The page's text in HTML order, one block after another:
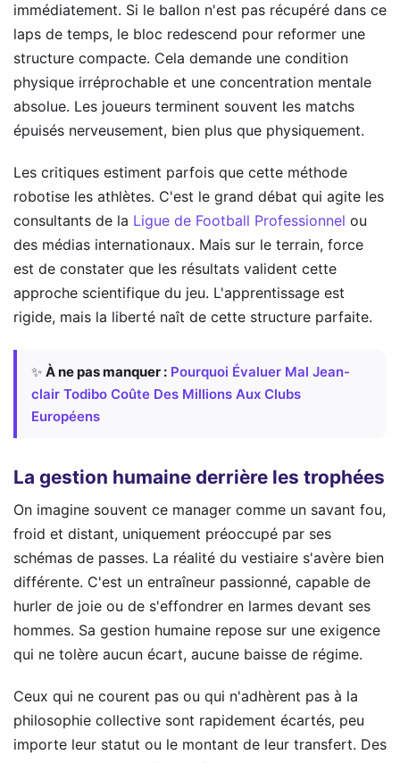
immédiatement. Si le ballon n'est pas récupéré dans ce
laps de temps, le bloc redescend pour reformer une
structure compacte. Cela demande une condition
physique irréprochable et une concentration mentale
absolue. Les joueurs terminent souvent les matchs
épuisés nerveusement, bien plus que physiquement.
Les critiques estiment parfois que cette méthode
robotise les athlètes. C'est le grand débat qui agite les
consultants de la Ligue de Football Professionnel ou
des médias internationaux. Mais sur le terrain, force
est de constater que les résultats valident cette
approche scientifique du jeu. L'apprentissage est
rigide, mais la liberté naît de cette structure parfaite.
✨ À ne pas manquer : Pourquoi Évaluer Mal Jean-
clair Todibo Coûte Des Millions Aux Clubs
Européens
La gestion humaine derrière les trophées
On imagine souvent ce manager comme un savant fou,
froid et distant, uniquement préoccupé par ses
schémas de passes. La réalité du vestiaire s'avère bien
différente. C'est un entraîneur passionné, capable de
hurler de joie ou de s'effondrer en larmes devant ses
hommes. Sa gestion humaine repose sur une exigence
qui ne tolère aucun écart, aucune baisse de régime.
Ceux qui ne courent pas ou qui n'adhèrent pas à la
philosophie collective sont rapidement écartés, peu
importe leur statut ou le montant de leur transfert. Des